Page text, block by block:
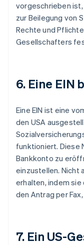
vorgeschrieben
zur Beilegung von
Rechte und
Gesellschafters
6. Eine EIN
Eine EIN ist eine
den USA
funktioniert. Diese
Bankkonto zu
einzustellen. Nicht
erhalten, indem sie
den Antrag per
7. Ein US-